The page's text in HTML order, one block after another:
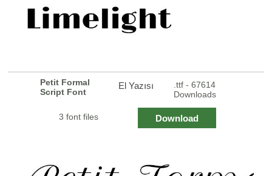
Petit Formal
Script Font
El Yazısı
.ttf - 67614
Downloads
3 font files Download